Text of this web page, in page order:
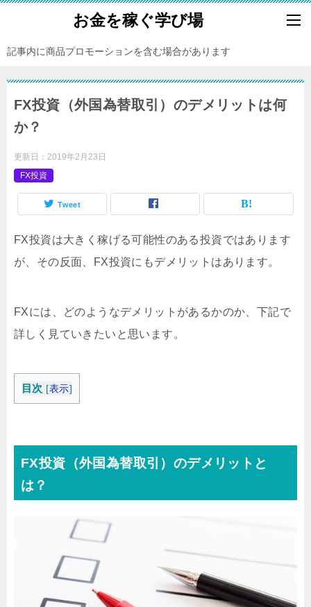
お金を稼ぐ学び場
記事内に商品プロモーションを含む場合があります
FX投資（外国為替取引）のデメリットは何
か？
更新日： 2019年2月23日
FX投資
Tweet
FX投資は大きく稼げる可能性のある投資ではあります
が、その反面、FX投資にもデメリットはあります。
FXには、どのようなデメリットがあるかのか、下記で
詳しく見ていきたいと思います。
目次 [表示]
FX投資（外国為替取引）のデメリットと
は？